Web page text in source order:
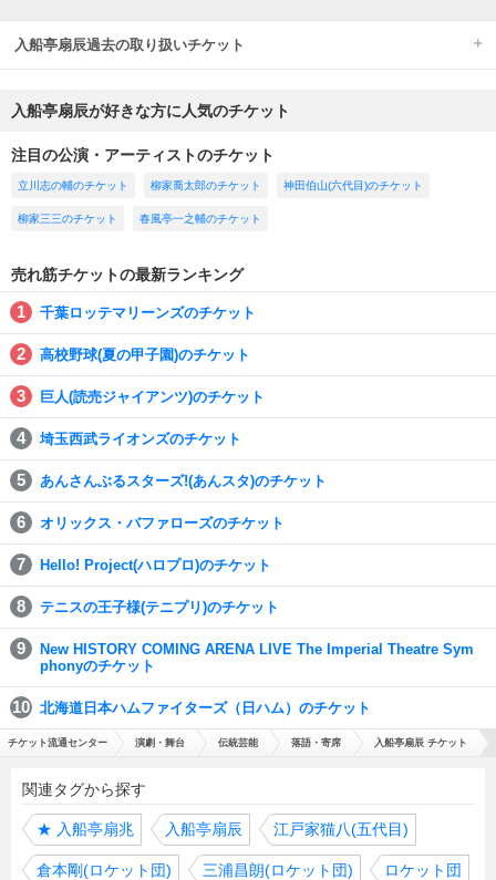
入船亭扇辰過去の取り扱いチケット
入船亭扇辰が好きな方に人気のチケット
注目の公演・アーティストのチケット
立川志の輔のチケット 柳家喬太郎のチケット 神田伯山(六代目)のチケット
柳家三三のチケット 春風亭一之輔のチケット
売れ筋チケットの最新ランキング
千葉ロッテマリーンズのチケット
高校野球(夏の甲子園)のチケット
巨人(読売ジャイアンツ)のチケット
埼玉西武ライオンズのチケット
あんさんぶるスターズ!(あんスタ)のチケット
オリックス・バファローズのチケット
Hello! Project(ハロプロ)のチケット
テニスの王子様(テニプリ)のチケット
New HISTORY COMING ARENA LIVE The Imperial Theatre Sym
phonyのチケット
北海道日本ハムファイターズ（日ハム）のチケット
チケット流通センター 演劇・舞台 伝統芸能 落語・寄席 入船亭扇辰 チケット
関連タグから探す
★ 入船亭扇兆 入船亭扇辰 江戸家猫八(五代目)
倉本剛(ロケット団) 三浦昌朗(ロケット団) ロケット団